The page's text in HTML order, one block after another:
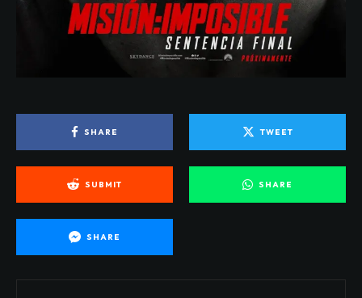
SHARE TWEET
SUBMIT SHARE
SHARE